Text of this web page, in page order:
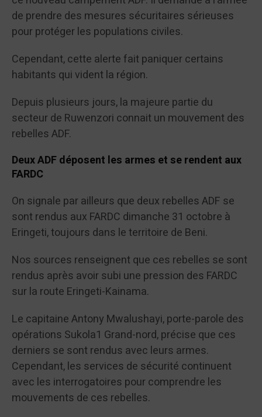
de prendre des mesures sécuritaires sérieuses
pour protéger les populations civiles.
Cependant, cette alerte fait paniquer certains
habitants qui vident la région.
Depuis plusieurs jours, la majeure partie du
secteur de Ruwenzori connait un mouvement des
rebelles ADF.
Deux ADF déposent les armes et se rendent aux
FARDC
On signale par ailleurs que deux rebelles ADF se
sont rendus aux FARDC dimanche 31 octobre à
Eringeti, toujours dans le territoire de Beni.
Nos sources renseignent que ces rebelles se sont
rendus après avoir subi une pression des FARDC
sur la route Eringeti-Kainama.
Le capitaine Antony Mwalushayi, porte-parole des
opérations Sukola1 Grand-nord, précise que ces
derniers se sont rendus avec leurs armes.
Cependant, les services de sécurité continuent
avec les interrogatoires pour comprendre les
mouvements de ces rebelles.